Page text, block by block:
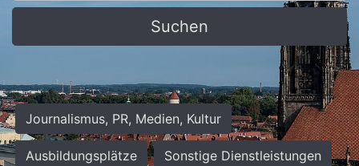
Suchen
Journalismus, PR, Medien, Kultur
Ausbildungsplätze Sonstige Dienstleistungen